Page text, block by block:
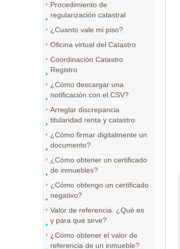
Procedimiento de
regularización catastral
¿Cuanto vale mi piso?
Oficina virtual del Catastro
Coordinación Catastro
Registro
¿Cómo descargar una
notificación con el CSV?
Arreglar discrepancia
titularidad renta y catastro
¿Cómo firmar digitalmente un
documento?
¿Cómo obtener un certificado
de inmuebles?
¿Cómo obtengo un certificado
negativo?
Valor de referencia. ¿Qué es
y para que sirve?
¿Cómo obtener el valor de
referencia de un inmueble?